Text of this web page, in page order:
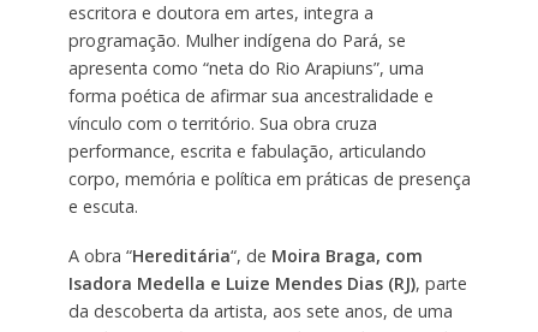
escritora e doutora em artes, integra a
programação. Mulher indígena do Pará, se
apresenta como “neta do Rio Arapiuns”, uma
forma poética de afirmar sua ancestralidade e
vínculo com o território. Sua obra cruza
performance, escrita e fabulação, articulando
corpo, memória e política em práticas de presença
e escuta.
A obra “Hereditária“, de Moira Braga, com
Isadora Medella e Luize Mendes Dias (RJ), parte
da descoberta da artista, aos sete anos, de uma